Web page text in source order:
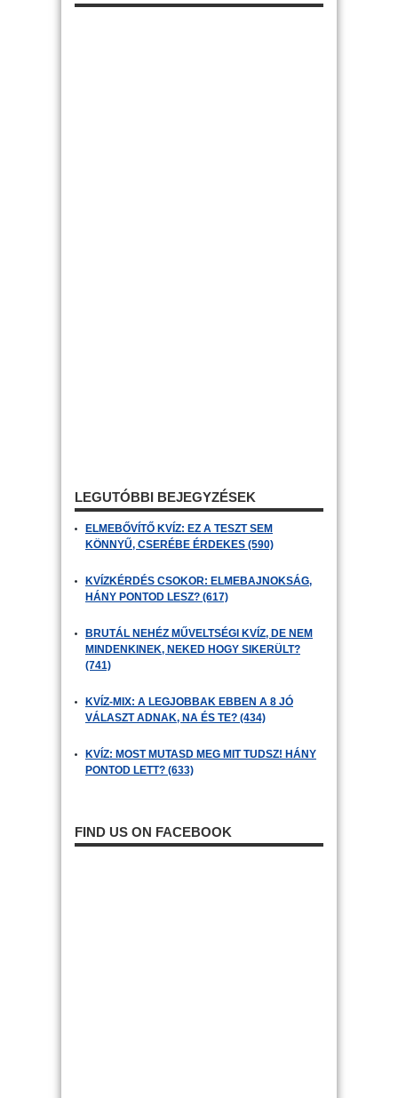
LEGUTÓBBI BEJEGYZÉSEK
ELMEBŐVÍTŐ KVÍZ: EZ A TESZT SEM
KÖNNYŰ, CSERÉBE ÉRDEKES (590)
KVÍZKÉRDÉS CSOKOR: ELMEBAJNOKSÁG,
HÁNY PONTOD LESZ? (617)
BRUTÁL NEHÉZ MŰVELTSÉGI KVÍZ, DE NEM
MINDENKINEK, NEKED HOGY SIKERÜLT?
(741)
KVÍZ-MIX: A LEGJOBBAK EBBEN A 8 JÓ
VÁLASZT ADNAK, NA ÉS TE? (434)
KVÍZ: MOST MUTASD MEG MIT TUDSZ! HÁNY
PONTOD LETT? (633)
FIND US ON FACEBOOK